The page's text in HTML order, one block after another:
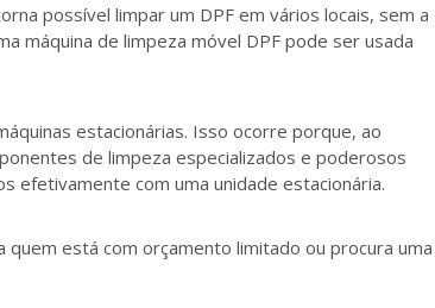
possível limpar um DPF em vários locais, sem a
máquina de limpeza móvel DPF pode ser usada
estacionárias. Isso ocorre porque, ao
de limpeza especializados e poderosos
efetivamente com uma unidade estacionária.
está com orçamento limitado ou procura uma